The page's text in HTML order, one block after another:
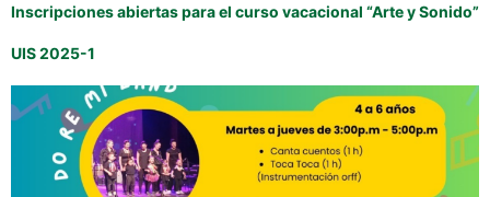
Inscripciones abiertas para el curso vacacional “Arte y Sonido”
UIS 2025-1